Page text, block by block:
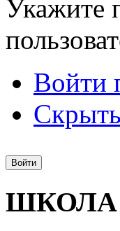
Укажите
Войти
ШКОЛА